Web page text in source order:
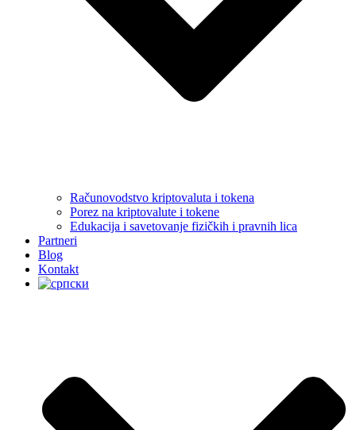
Računovodstvo kriptovaluta i tokena
Porez na kriptovalute i tokene
Edukacija i savetovanje fizičkih i pravnih lica
Partneri
Blog
Kontakt